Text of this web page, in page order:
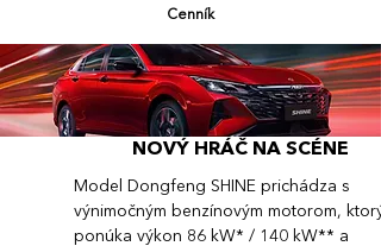
Cenník
NOVÝ HRÁČ NA SCÉNE
Model Dongfeng SHINE prichádza s
výnimočným benzínovým motorom, ktorý
ponúka výkon 86 kW* / 140 kW** a